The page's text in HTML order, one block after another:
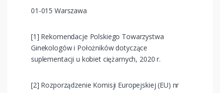
01-015 Warszawa
[1] Rekomendacje Polskiego Towarzystwa
Ginekologów i Położników dotyczące
suplementacji u kobiet ciężarnych, 2020 r.
[2] Rozporządzenie Komisji Europejskiej (EU) nr